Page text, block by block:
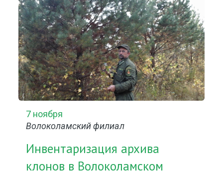
7 ноября
Волоколамский филиал
Инвентаризация архива
клонов в Волоколамском